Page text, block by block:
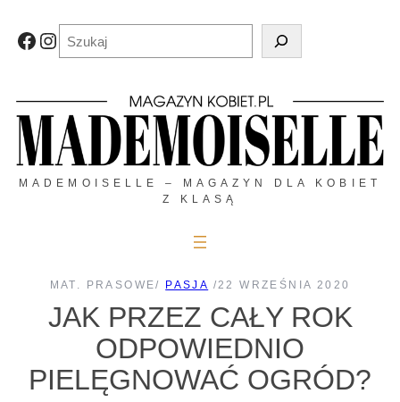
treściFacebook
Instagram
MADEMOISELLE – MAGAZYN DLA KOBIET
Z KLASĄ
MAT. PRASOWE/ PASJA /22 WRZEŚNIA 2020
JAK PRZEZ CAŁY ROK
ODPOWIEDNIO
PIELĘGNOWAĆ OGRÓD?